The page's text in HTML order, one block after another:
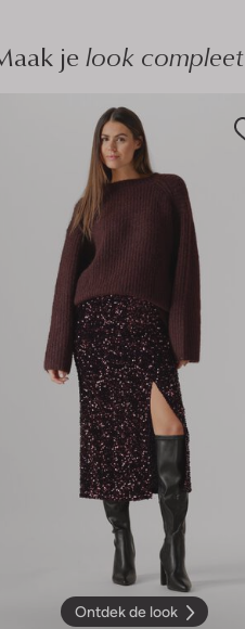
je look compleet
Ontdek de look